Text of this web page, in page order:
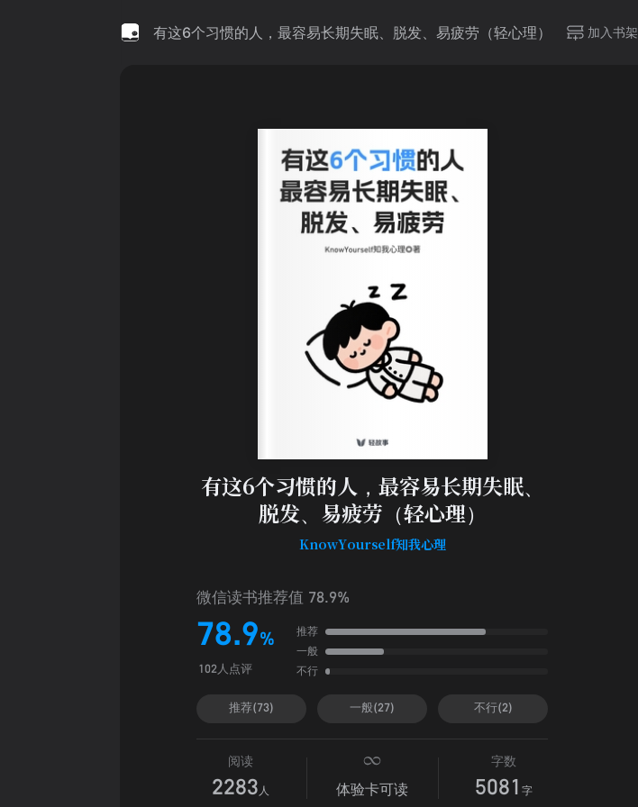
有这6个习惯的人，最容易长期失眠、脱发、易疲劳（轻心理） 加入书架
有这6个习惯的人，最容易长期失眠、
脱发、易疲劳（轻心理）
KnowYourself知我心理
微信读书推荐值 78.9%
78.9%
102人点评
推荐
一般
不行
推荐(73) 一般(27) 不行(2)
阅读
2283 人 体验卡可读
字数
5081字